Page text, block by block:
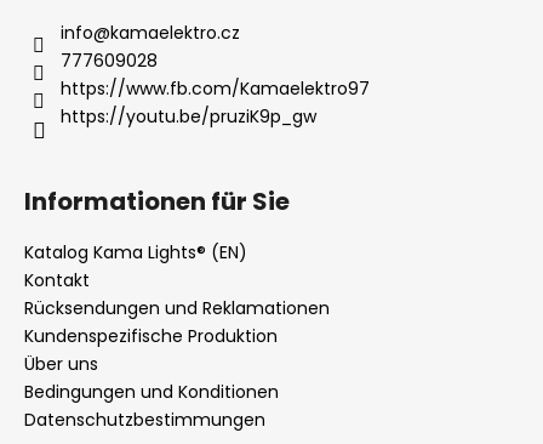
info@kamaelektro.cz
777609028
https://www.fb.com/Kamaelektro97
https://youtu.be/pruziK9p_gw
Informationen für Sie
Katalog Kama Lights® (EN)
Kontakt
Rücksendungen und Reklamationen
Kundenspezifische Produktion
Über uns
Bedingungen und Konditionen
Datenschutzbestimmungen